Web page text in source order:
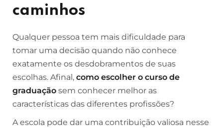
caminhos
Qualquer pessoa tem mais dificuldade para
tomar uma decisão quando não conhece
exatamente os desdobramentos de suas
escolhas. Afinal, como escolher o curso de
graduação sem conhecer melhor as
características das diferentes profissões?
A escola pode dar uma contribuição valiosa nesse